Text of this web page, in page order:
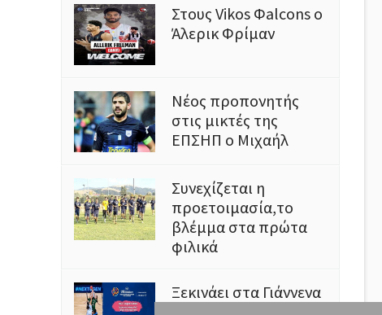
Στους Vikos Φalcons ο
Άλερικ Φρίμαν
Νέος προπονητής
στις μικτές της
ΕΠΣΗΠ ο Μιχαήλ
Συνεχίζεται η
προετοιμασία,το
βλέμμα στα πρώτα
φιλικά
Ξεκινάει στα Γιάννενα